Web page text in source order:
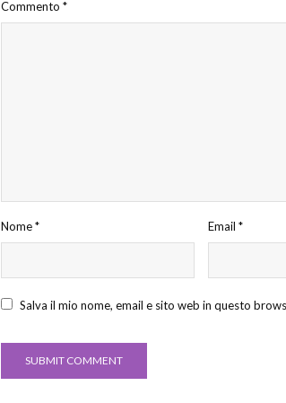
Commento *
Nome* Email*
Salva il mio nome, email e sito web in questo